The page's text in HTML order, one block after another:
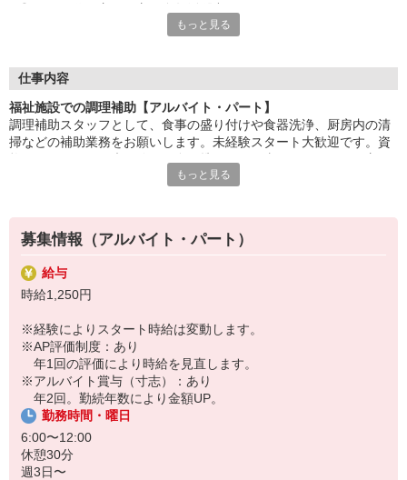
ご家庭での経験を活かして、社会とつながりながら、無理なく働
盛付け・配膳・洗浄など、調理師のサポートが中心。
「ありがとう」の言葉が、毎日の励みに。誰かの暮らしを支え
る、
給食運営を行う業界大手。
地域に根ざしたサービスを展開し、安心・安全な食事づくりを支
えています。
もっと見る
仕事内容
福祉施設での調理補助【アルバイト・パート】
調理補助スタッフとして、食事の盛り付けや食器洗浄、厨房内の清
掃などの補助業務をお願いします。未経験スタート大歓迎です。資
らの応募をお待ちしています。先輩が丁寧にサポートしますのでご
もっと見る
募集情報（アルバイト・パート）
給与
時給1,250円
※経験によりスタート時給は変動します。
※AP評価制度：あり
年1回の評価により時給を見直します。
※アルバイト賞与（寸志）：あり
年2回。勤続年数により金額UP。
勤務時間・曜日
6:00〜12:00
休憩30分
週3日〜